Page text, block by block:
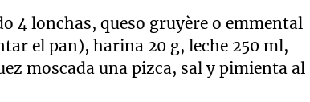
4 lonchas, queso gruyère o emmental
el pan), harina 20 g, leche 250 ml,
moscada una pizca, sal y pimienta al